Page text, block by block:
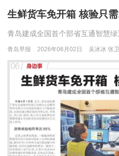
生鲜货车免开箱 核验只
青岛建成全国首个部省互通智慧
青岛早报 2026年06月02日 吴冰冰 张